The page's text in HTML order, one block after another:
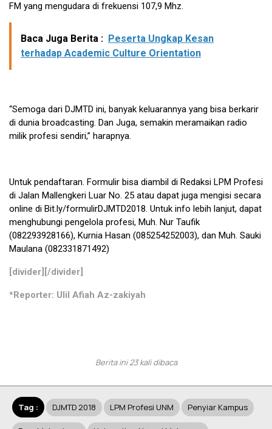
FM yang mengudara di frekuensi 107,9 Mhz.
Baca Juga Berita : Peserta Ungkap Kesan
terhadap Academic Culture Orientation
“Semoga dari DJMTD ini, banyak keluarannya yang bisa berkarir
di dunia broadcasting. Dan Juga, semakin meramaikan radio
milik profesi sendiri,” harapnya.
Untuk pendaftaran. Formulir bisa diambil di Redaksi LPM Profesi
di Jalan Mallengkeri Luar No. 25 atau dapat juga mengisi secara
online di Bit.ly/formulirDJMTD2018. Untuk info lebih lanjut, dapat
menghubungi pengelola profesi, Muh. Nur Taufik
(082293928166), Kurnia Hasan (085254252003), dan Muh. Sauki
Maulana (082331871492)
[divider][/divider]
*Reporter: Ulil Afiah Az-zakiyah
Berita ini 23 kali dibaca
Tag : DJMTD 2018 LPM Profesi UNM Penyiar Kampus